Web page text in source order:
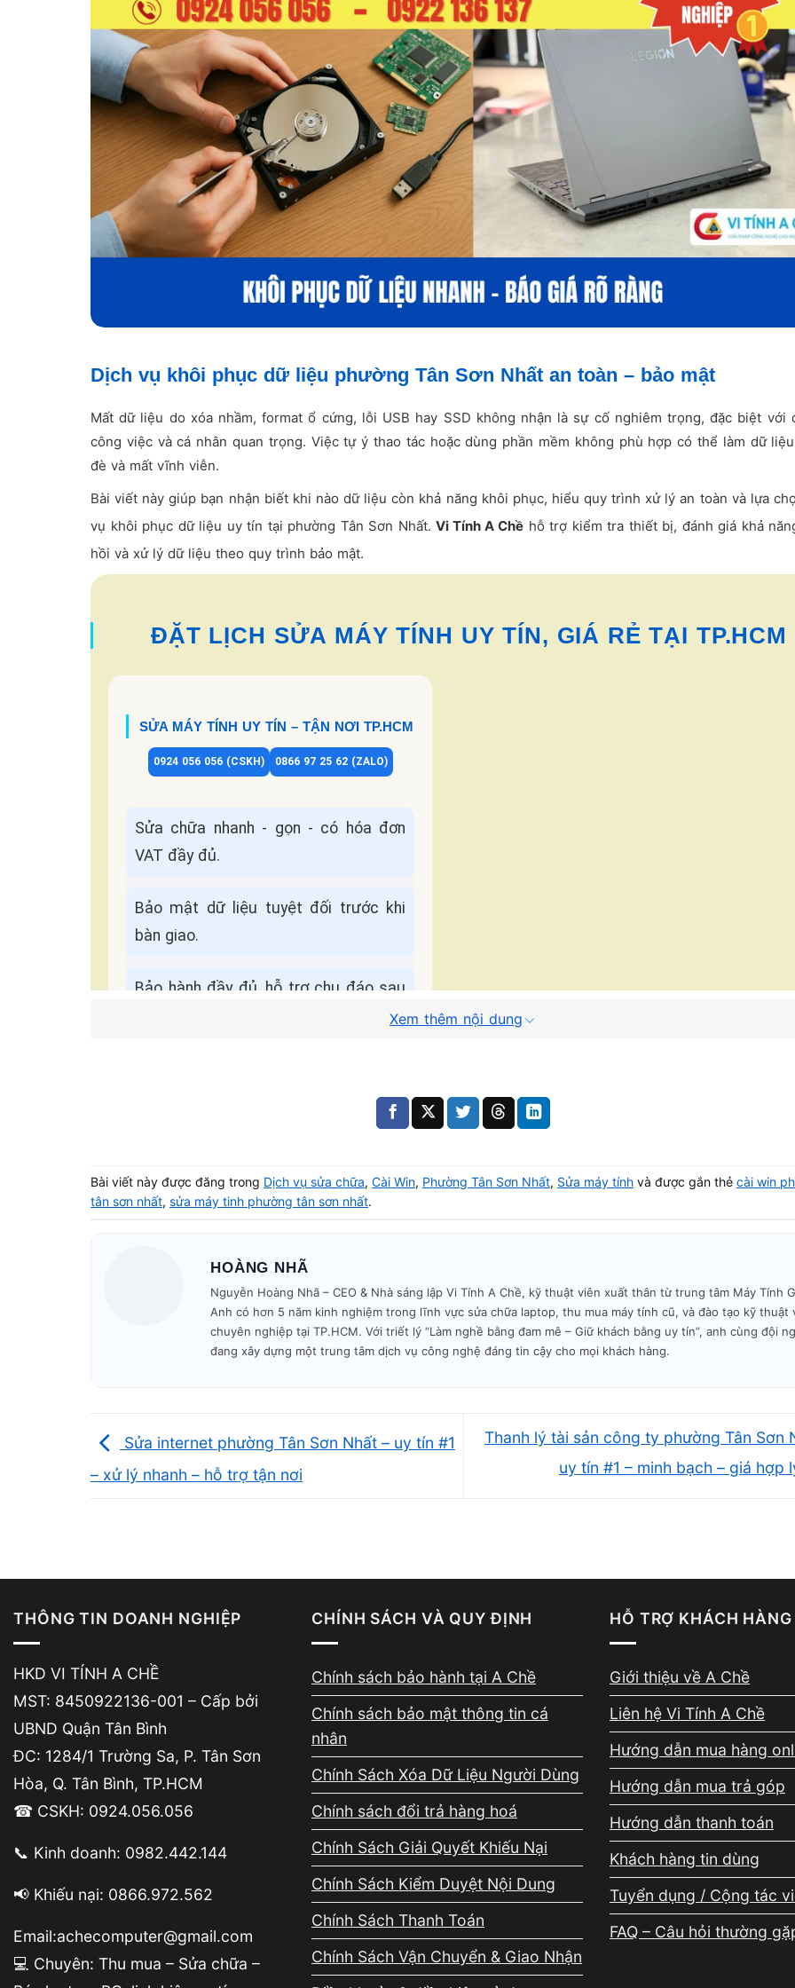
Dịch vụ khôi phục dữ liệu phường Tân Sơn Nhất an toàn – bảo mật
Mất dữ liệu do xóa nhầm, format ổ cứng, lỗi USB hay SSD không nhận là sự cố nghiêm trọng, đặc biệt với
công việc và cá nhân quan trọng. Việc tự ý thao tác hoặc dùng phần mềm không phù hợp có thể làm dữ
đè và mất vĩnh viễn.
Bài viết này giúp bạn nhận biết khi nào dữ liệu còn khả năng khôi phục, hiểu quy trình xử lý an toàn và lựa
vụ khôi phục dữ liệu uy tín tại phường Tân Sơn Nhất.Vi Tính A Chề hỗ trợ kiểm tra thiết bị, đánh giá khả
hồi và xử lý dữ liệu theo quy trình bảo mật.
ĐẶT LỊCH SỬA MÁY TÍNH UY TÍN, GIÁ RẺ TẠI TP.HCM
SỬA MÁY TÍNH UY TÍN – TẬN NƠI TP.HCM
0924 056 056 (CSKH) 0866 97 25 62 (ZALO)
Sửa chữa nhanh - gọn - có hóa đơn
VAT đầy đủ.
Bảo mật dữ liệu tuyệt đối trước khi
bàn giao.
Bảo hành đầy đủ, hỗ trợ chu đáo sau
📌 Điền form, kỹ thuật viên liên hệ trong5 phút.
🔧 Kiểm tra – báo giá – sửa nhanh trong ngày.
🎁 Bảo hành minh bạch – không phát sinh phí.
Tính A Chề?
Vi Tính A Chề
tiếp nhận và kiểm tra các thiết bị lưu trữ như HDD, SSD, USB, thẻ nhớ, ưu
toàn dữ liệu và bảo mật thông tin trong suốt quá trình xử lý.
Quy trình khôi phục dữ liệu đúng kỹ thuật
Thiết bị được xử lý ở chế độ chỉ đọc để tránh ghi đè. Kỹ thuật viên phân tích lỗi logic
phần cứng, sau đó trích xuất dữ liệu bằng công cụ chuyên dụng nhằm tối đa tỷ lệ phục
Xem thêm nội dung
Bài viết này được đăng trong Dịch vụ sửa chữa, Cài Win, Phường Tân Sơn Nhất, Sửa máy tính và được gắn thẻ cài win
tân sơn nhất, sửa máy tinh phường tân sơn nhất.
HOÀNG NHÃ
Nguyễn Hoàng Nhã – CEO & Nhà sáng lập Vi Tính A Chề, kỹ thuật viên xuất thân từ trung tâm Máy Tính
Anh có hơn 5 năm kinh nghiệm trong lĩnh vực sửa chữa laptop, thu mua máy tính cũ, và đào tạo kỹ thuật
chuyên nghiệp tại TP.HCM. Với triết lý “Làm nghề bằng đam mê – Giữ khách bằng uy tín”, anh cùng đội
đang xây dựng một trung tâm dịch vụ công nghệ đáng tin cậy cho mọi khách hàng.
Sửa internet phường Tân Sơn Nhất – uy tín #1
– xử lý nhanh – hỗ trợ tận nơi
Thanh lý tài sản công ty phường Tân Sơn
uy tín #1 – minh bạch – giá hợp
THÔNG TIN DOANH NGHIỆP
HKD VI TÍNH A CHỀ
MST: 8450922136-001 – Cấp bởi
UBND Quận Tân Bình
ĐC: 1284/1 Trường Sa, P. Tân Sơn
Hòa, Q. Tân Bình, TP.HCM
☎ CSKH: 0924.056.056
📞 Kinh doanh: 0982.442.144
📢 Khiếu nại: 0866.972.562
Email:achecomputer@gmail.com
💻 Chuyên: Thu mua – Sửa chữa –
CHÍNH SÁCH VÀ QUY ĐỊNH
Chính sách bảo hành tại A Chề
Chính sách bảo mật thông tin cá
nhân
Chính Sách Xóa Dữ Liệu Người Dùng
Chính sách đổi trả hàng hoá
Chính Sách Giải Quyết Khiếu Nại
Chính Sách Kiểm Duyệt Nội Dung
Chính Sách Thanh Toán
Chính Sách Vận Chuyển & Giao Nhận
HỖ TRỢ KHÁCH HÀNG
Giới thiệu về A Chề
Liên hệ Vi Tính A Chề
Hướng dẫn mua hàng
Hướng dẫn mua trả góp
Hướng dẫn thanh toán
Khách hàng tin dùng
Tuyển dụng / Cộng tác
FAQ – Câu hỏi thường